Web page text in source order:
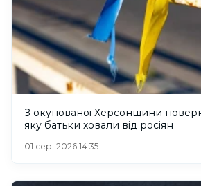
З окупованої Херсонщини
яку батьки ховали від росіян
01 сер. 2026 14:35